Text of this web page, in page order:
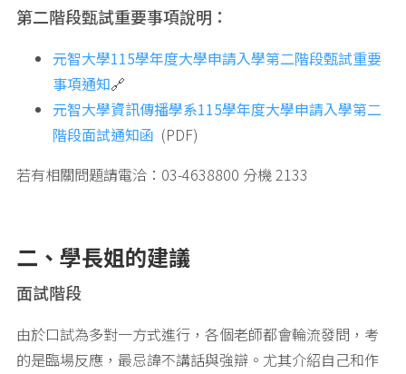
第二階段甄試重要事項說明：
元智大學115學年度大學申請入學第二階段甄試重要
事項通知🔗
元智大學資訊傳播學系115學年度大學申請入學第二
階段面試通知函 (PDF)
若有相關問題請電洽：03-4638800 分機 2133
二、學長姐的建議
面試階段
由於口試為多對一方式進行，各個老師都會輪流發問，考
的是臨場反應，最忌諱不講話與強辯。尤其介紹自己和作